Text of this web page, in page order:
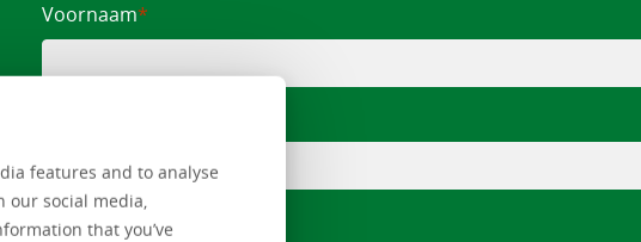
features and to analyse
our social media,
that you’ve
Voornaam
Achternaam